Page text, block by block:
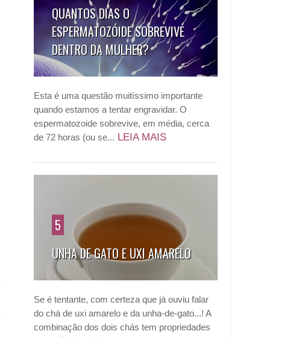
QUANTOS DIAS O
ESPERMATOZÓIDE SOBREVIVE
DENTRO DA MULHER?
Esta é uma questão muitíssimo importante
quando estamos a tentar engravidar. O
espermatozoide sobrevive, em média, cerca
de 72 horas (ou se... LEIA MAIS
5
UNHA DE GATO E UXI AMARELO
Se é tentante, com certeza que já ouviu falar
do chá de uxi amarelo e da unha-de-gato...! A
combinação dos dois chás tem propriedades